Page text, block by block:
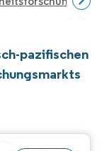
pazifischen